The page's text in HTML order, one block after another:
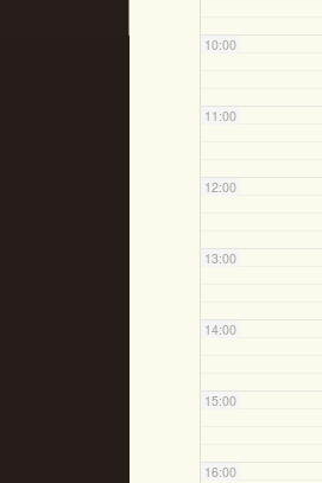
10:00
11:00
12:00
13:00
14:00
15:00
16:00